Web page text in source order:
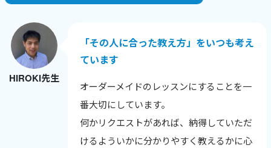
HIROKI先生
「その人に合った教え方」をいつも考え
ています
オーダーメイドのレッスンにすることを一
番大切にしています。
何かリクエストがあれば、納得していただ
けるよういかに分かりやすく教えるかに心